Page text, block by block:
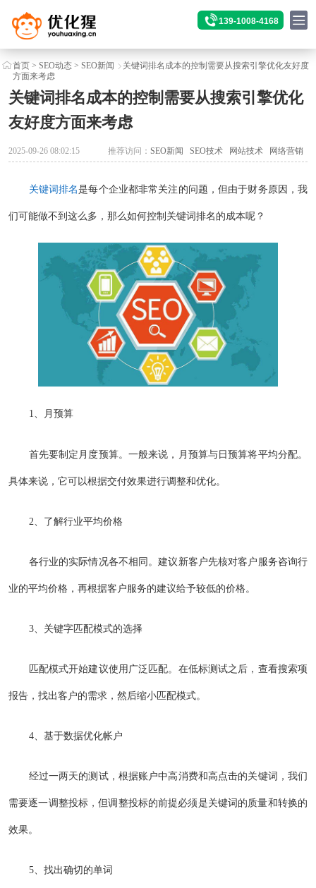
139-1008-4168
首页> SEO动态> SEO新闻
关键词排名成本的控制需要从搜索引擎优化友好度
方面来考虑
关键词排名成本的控制需要从搜索引擎优化
友好度方面来考虑
2025-09-26 08:02:15 推荐访问：SEO新闻 SEO技术 网站技术 网络营销
关键词排名是每个企业都非常关注的问题，但由于财务原因，我
们可能做不到这么多，那么如何控制关键词排名的成本呢？
1、月预算
首先要制定月度预算。一般来说，月预算与日预算将平均分配。
具体来说，它可以根据交付效果进行调整和优化。
2、了解行业平均价格
各行业的实际情况各不相同。建议新客户先核对客户服务咨询行
业的平均价格，再根据客户服务的建议给予较低的价格。
3、关键字匹配模式的选择
匹配模式开始建议使用广泛匹配。在低标测试之后，查看搜索项
报告，找出客户的需求，然后缩小匹配模式。
4、基于数据优化帐户
经过一两天的测试，根据账户中高消费和高点击的关键词，我们
需要逐一调整投标，但调整投标的前提必须是关键词的质量和转换的
效果。
5、找出确切的单词